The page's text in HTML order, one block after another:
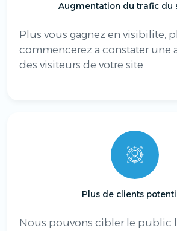
Augmentation du trafic du
Plus vous gagnez en visibilite,
commencerez a constater une
des visiteurs de votre site.
Plus de clients
Nous pouvons cibler le public